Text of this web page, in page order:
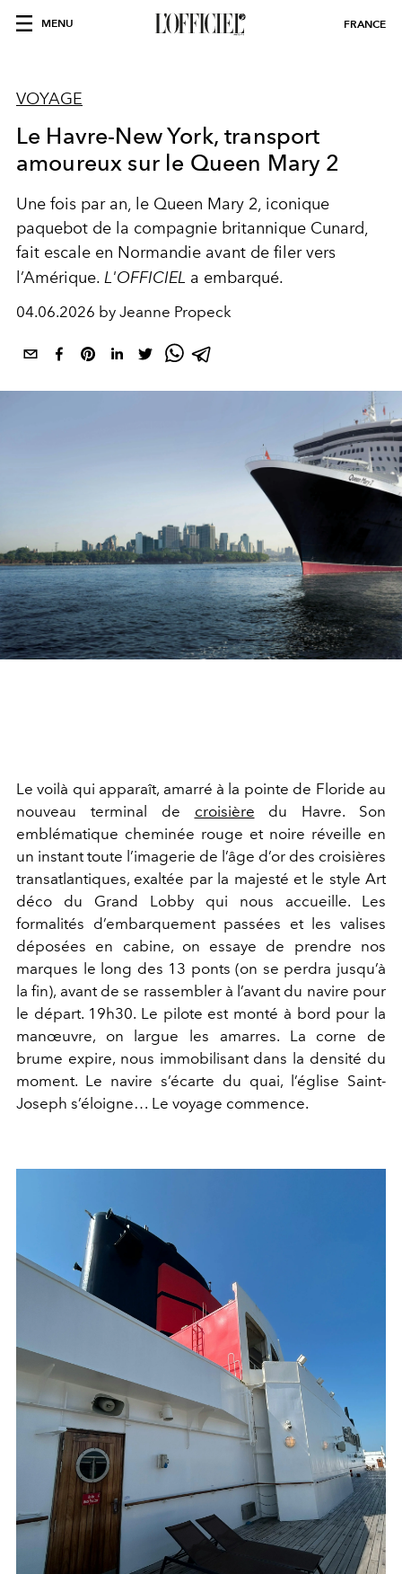
MENU FRANCE
VOYAGE
Le Havre-New York, transport
amoureux sur le Queen Mary 2
Une fois par an, le Queen Mary 2, iconique
paquebot de la compagnie britannique Cunard,
fait escale en Normandie avant de filer vers
l’Amérique. L'OFFICIEL a embarqué.
04.06.2026 by Jeanne Propeck
Le voilà qui apparaît, amarré à la pointe de Floride au
nouveau terminal de croisière du Havre. Son
emblématique cheminée rouge et noire réveille en
un instant toute l’imagerie de l’âge d’or des croisières
transatlantiques, exaltée par la majesté et le style Art
déco du Grand Lobby qui nous accueille. Les
formalités d’embarquement passées et les valises
déposées en cabine, on essaye de prendre nos
marques le long des 13 ponts (on se perdra jusqu’à
la fin), avant de se rassembler à l’avant du navire pour
le départ. 19h30. Le pilote est monté à bord pour la
manœuvre, on largue les amarres. La corne de
brume expire, nous immobilisant dans la densité du
moment. Le navire s’écarte du quai, l’église Saint-
Joseph s’éloigne… Le voyage commence.